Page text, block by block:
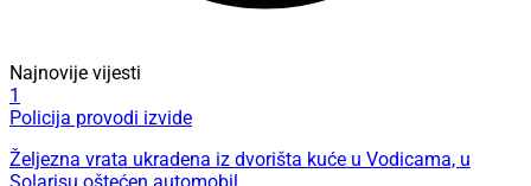
Najnovije vijesti
1
Policija provodi izvide
Željezna vrata ukradena iz dvorišta kuće u Vodicama, u